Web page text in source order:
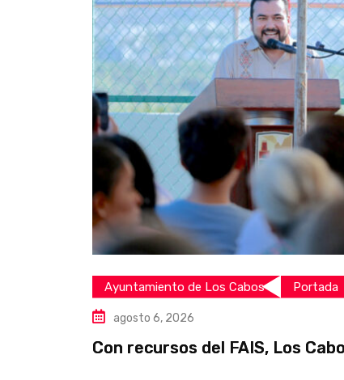
Ayuntamiento de Los Cabos Portada
agosto 6, 2026
Con recursos del FAIS, Los